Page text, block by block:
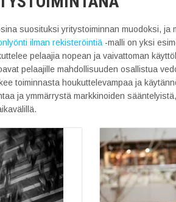
suosituksi yritystoiminnan muodoksi, ja
ilman rekisteröintiä -malli on yksi
pelaajia nopean ja vaivattoman
pelaajille mahdollisuuden osallistua
toiminnasta houkuttelevampaa ja
ja ymmärrystä markkinoiden